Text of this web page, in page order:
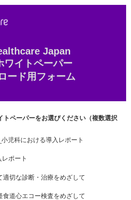
Japan
ワイトペーパー
ード用フォーム
トペーパーをお選びください（複数選択
児科における導入レポート
ポート
適切な診断・治療をめざして
食道心エコー検査をめざして